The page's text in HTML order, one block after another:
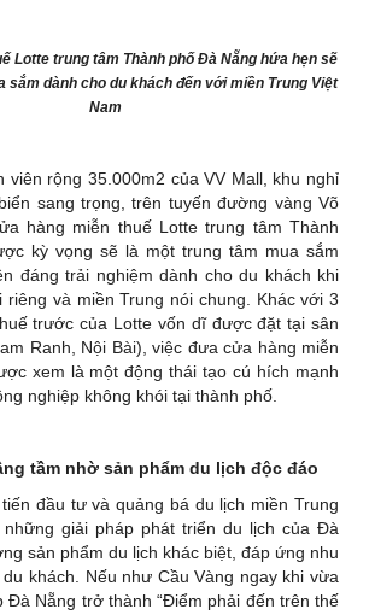
Lotte trung tâm Thành phố Đà Nẵng hứa hẹn sẽ
sắm dành cho du khách đến với miền Trung Việt
Nam
viên rộng 35.000m2 của VV Mall, khu nghỉ
sang trọng, trên tuyến đường vàng Võ
hàng miễn thuế Lotte trung tâm Thành
kỳ vọng sẽ là một trung tâm mua sắm
đáng trải nghiệm dành cho du khách khi
và miền Trung nói chung. Khác với 3
trước của Lotte vốn dĩ được đặt tại sân
Ranh, Nội Bài), việc đưa cửa hàng miễn
xem là một động thái tạo cú hích mạnh
nghiệp không khói tại thành phố.
tầm nhờ sản phẩm du lịch độc đáo
đầu tư và quảng bá du lịch miền Trung
những giải pháp phát triển du lịch của Đà
sản phẩm du lịch khác biệt, đáp ứng nhu
khách. Nếu như Cầu Vàng ngay khi vừa
Đà Nẵng trở thành “Điểm phải đến trên thế